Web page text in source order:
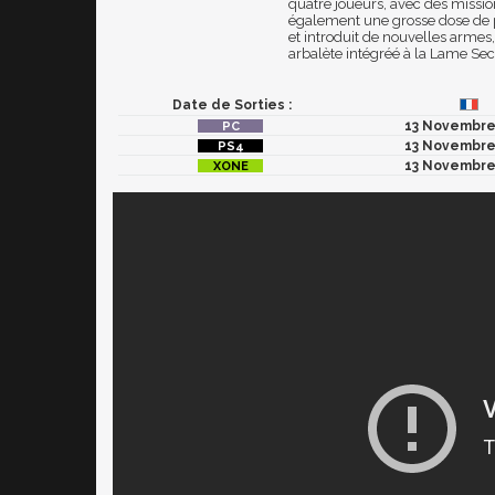
quatre joueurs, avec des
également une grosse dose
et introduit de nouvelles
arbalète intégréé à la Lame
Date de Sorties :
13
13
13